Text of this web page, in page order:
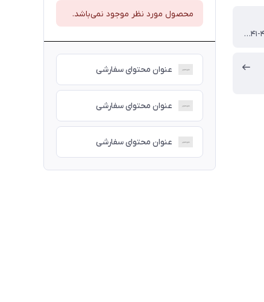
۴۰-۴۱-۴۲-۴۳-۴۴-۴۵
محصول مورد نظر موجود نمی‌باشد.
عنوان محتوای سفارشی
عنوان محتوای سفارشی
عنوان محتوای سفارشی